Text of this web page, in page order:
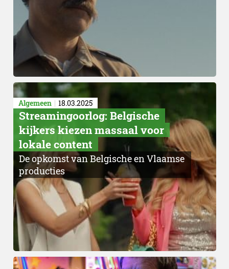
Algemeen 18.03.2025
Streamingoorlog: Belgische
kijkers kiezen massaal voor
lokale content
De opkomst van Belgische en Vlaamse
producties